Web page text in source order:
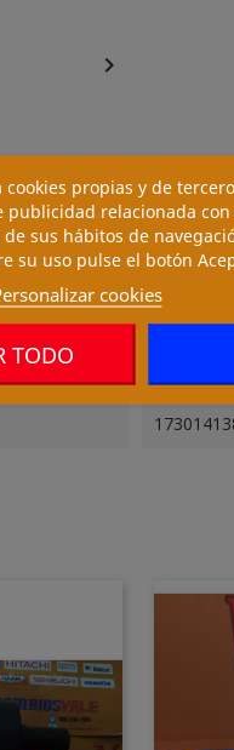

cookies propias y de
publicidad relacionada
sus hábitos de
su uso pulse el botón
cookies
TODO